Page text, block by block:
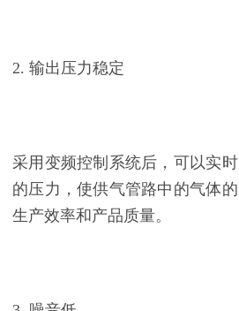
2. 输出压力稳定
采用变频控制系统后，可以实
的压力，使供气管路中的气体
生产效率和产品质量。